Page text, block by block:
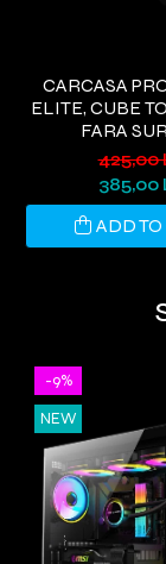
CARCASA
ELITE, CUBE
FARA
425,00
385,00
ADD
-9%
NEW